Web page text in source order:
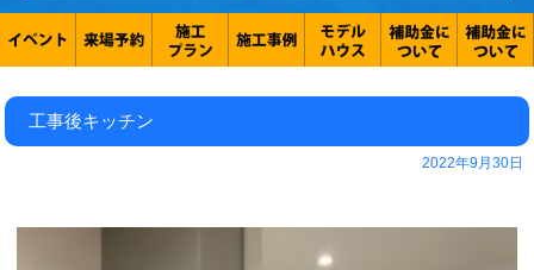
工事後キッチン
2022年9月30日